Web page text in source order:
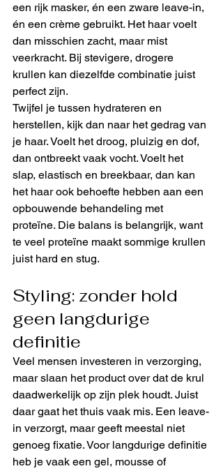
een rijk masker, én een zware leave-in,
én een crème gebruikt. Het haar voelt
dan misschien zacht, maar mist
veerkracht. Bij stevigere, drogere
krullen kan diezelfde combinatie juist
perfect zijn.
Twijfel je tussen hydrateren en
herstellen, kijk dan naar het gedrag van
je haar. Voelt het droog, pluizig en dof,
dan ontbreekt vaak vocht. Voelt het
slap, elastisch en breekbaar, dan kan
het haar ook behoefte hebben aan een
opbouwende behandeling met
proteïne. Die balans is belangrijk, want
te veel proteïne maakt sommige krullen
juist hard en stug.
Styling: zonder hold
geen langdurige
definitie
Veel mensen investeren in verzorging,
maar slaan het product over dat de krul
daadwerkelijk op zijn plek houdt. Juist
daar gaat het thuis vaak mis. Een leave-
in verzorgt, maar geeft meestal niet
genoeg fixatie. Voor langdurige definitie
heb je vaak een gel, mousse of